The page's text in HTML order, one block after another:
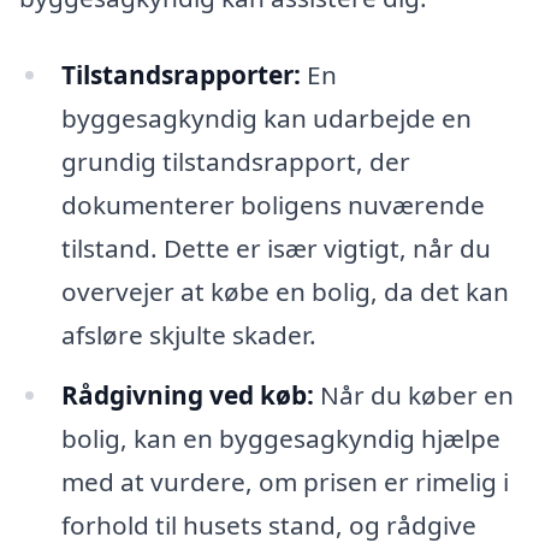
Tilstandsrapporter: En
byggesagkyndig kan udarbejde en
grundig tilstandsrapport, der
dokumenterer boligens nuværende
tilstand. Dette er især vigtigt, når du
overvejer at købe en bolig, da det kan
afsløre skjulte skader.
Rådgivning ved køb: Når du køber en
bolig, kan en byggesagkyndig hjælpe
med at vurdere, om prisen er rimelig i
forhold til husets stand, og rådgive